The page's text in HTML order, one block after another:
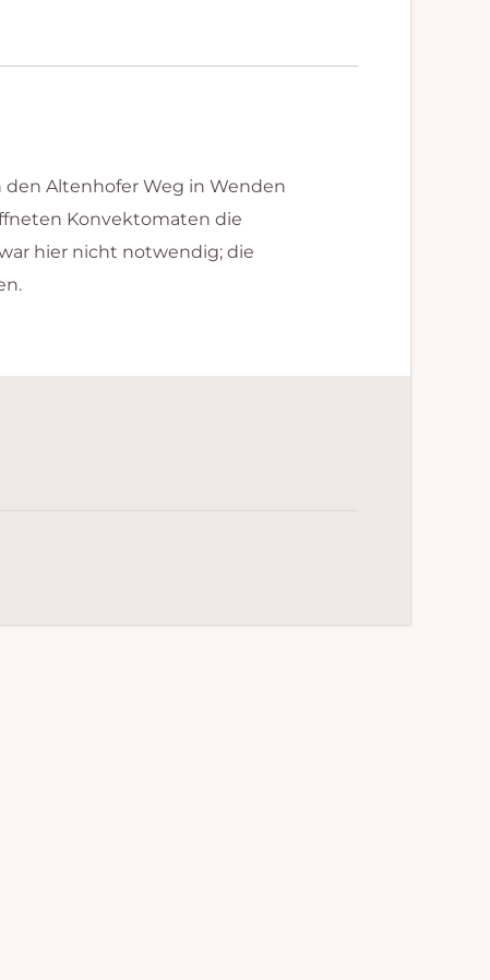
Altenhofer Weg in Wenden
Konvektomaten die
hier nicht notwendig; die